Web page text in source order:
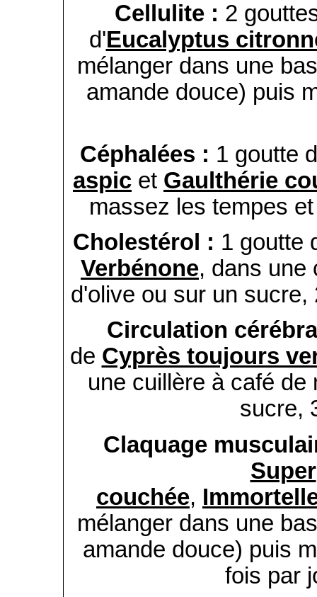
Cellulite : 2
d'Eucalyptus
mélanger dans une
amande douce) puis
Céphalées : 1 goutte
aspic et Gaulthérie
massez les tempes
Cholestérol : 1 goutte
Verbénone, dans une
d'olive ou sur un
Circulation
de Cyprès toujours
une cuillère à café de
sucre,
Claquage
Super
couchée,
mélanger dans une
amande douce) puis
fois par